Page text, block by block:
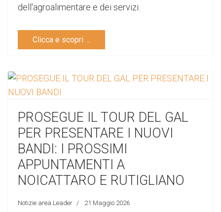
dell'agroalimentare e dei servizi.
Clicca e scopri …
PROSEGUE IL TOUR DEL GAL
PER PRESENTARE I NUOVI
BANDI: I PROSSIMI
APPUNTAMENTI A
NOICATTARO E RUTIGLIANO
Notizie area Leader 21 Maggio 2026